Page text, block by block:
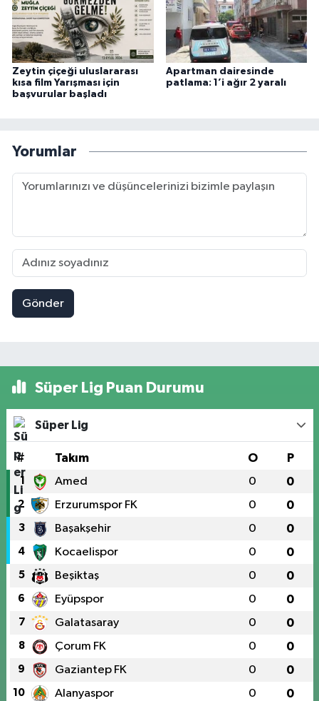
Zeytin çiçeği uluslararası
kısa film Yarışması için
başvurular başladı
Apartman dairesinde
patlama: 1’i ağır 2 yaralı
Yorumlar
Gönder
Süper Lig Puan Durumu
Süper Lig
# Takım O P
1 Amed 0 0
2 Erzurumspor FK 0 0
3 Başakşehir 0 0
4 Kocaelispor 0 0
5 Beşiktaş 0 0
6 Eyüpspor 0 0
7 Galatasaray 0 0
8 Çorum FK 0 0
9 Gaziantep FK 0 0
10 Alanyaspor 0 0